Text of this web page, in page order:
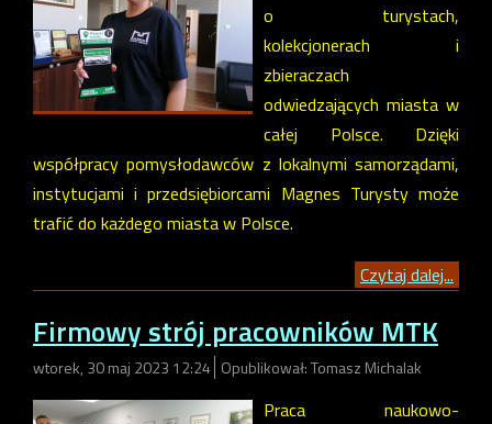
o turystach,
kolekcjonerach i
zbieraczach
odwiedzających miasta w
całej Polsce. Dzięki
współpracy pomysłodawców z lokalnymi samorządami,
instytucjami i przedsiębiorcami Magnes Turysty może
trafić do każdego miasta w Polsce.
Czytaj dalej...
Firmowy strój pracowników MTK
wtorek, 30 maj 2023 12:24 Opublikował: Tomasz Michalak
Praca naukowo-